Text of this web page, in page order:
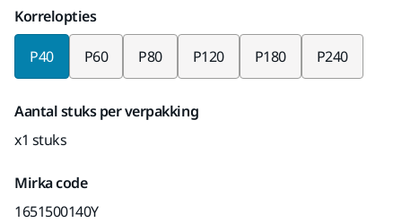
Korrelopties
P40 P60 P80 P120 P180 P240
Aantal stuks per verpakking
x1 stuks
Mirka code
1651500140Y